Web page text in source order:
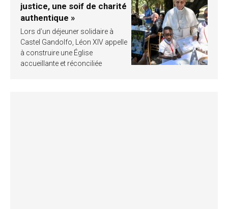
justice, une soif de charité
authentique »
Lors d’un déjeuner solidaire à
Castel Gandolfo, Léon XIV appelle
à construire une Église
accueillante et réconciliée